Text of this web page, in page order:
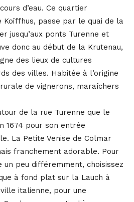
d’eau. Ce quartier
passe par le quai de la
jusqu’aux ponts Turenne et
donc au début de la Krutenau,
des lieux de cultures
des villes. Habitée à l’origine
de vignerons, maraîchers
de la rue Turenne que le
1674 pour son entrée
La Petite Venise de Colmar
franchement adorable. Pour
peu différemment, choisissez
à fond plat sur la Lauch à
italienne, pour une